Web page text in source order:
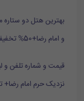
بهترین هتل دو
و امام رضا+50% تخفیف
نزدیک حرم امام